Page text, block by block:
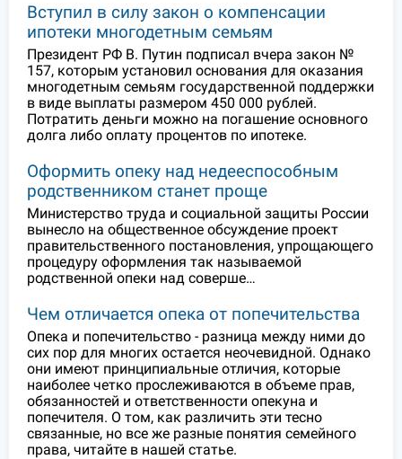
Вступил в силу закон о компенсации
ипотеки многодетным семьям
Президент РФ В. Путин подписал вчера закон №
157, которым установил основания для оказания
многодетным семьям государственной поддержки
в виде выплаты размером 450 000 рублей.
Потратить деньги можно на погашение основного
долга либо оплату процентов по ипотеке.
Оформить опеку над недееспособным
родственником станет проще
Министерство труда и социальной защиты России
вынесло на общественное обсуждение проект
правительственного постановления, упрощающего
процедуру оформления так называемой
родственной опеки над соверше…
Чем отличается опека от попечительства
Опека и попечительство - разница между ними до
сих пор для многих остается неочевидной. Однако
они имеют принципиальные отличия, которые
наиболее четко прослеживаются в объеме прав,
обязанностей и ответственности опекуна и
попечителя. О том, как различить эти тесно
связанные, но все же разные понятия семейного
права, читайте в нашей статье.